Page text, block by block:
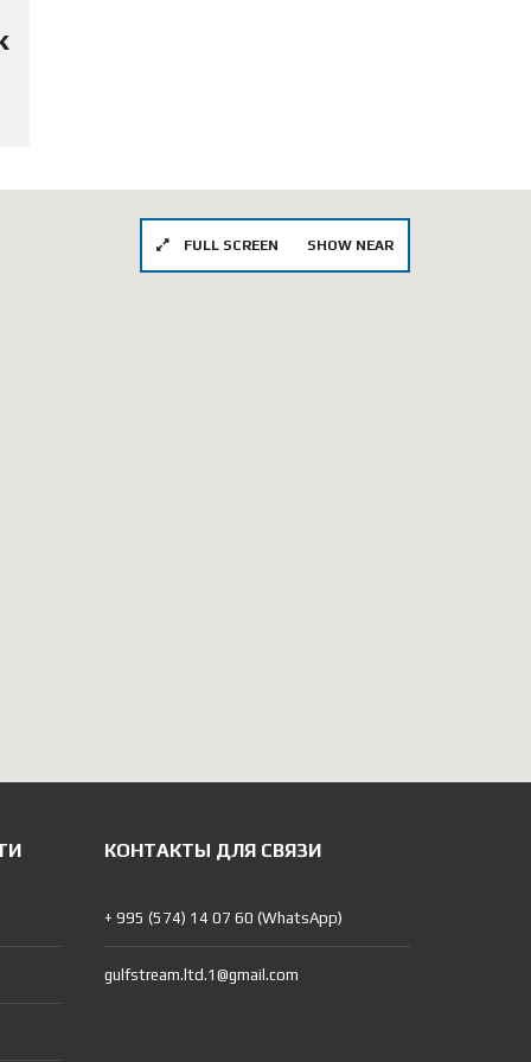
FULL SCREEN SHOW NEAR
КОНТАКТЫ ДЛЯ СВЯЗИ
+ 995 (574) 14 07 60 (WhatsApp)
gulfstream.ltd.1@gmail.com